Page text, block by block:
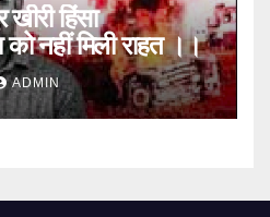
हिंसा
नहीं मिली राहत ।।
ADMIN